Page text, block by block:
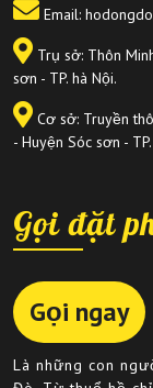
Email:
Trụ sở: Thôn
sơn - TP. hà Nội.
Cơ sở: Truyền
- Huyện Sóc sơn -
Gọi đặt
Gọi ngay
Là những con